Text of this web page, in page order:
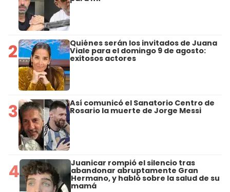
2 Quiénes serán los invitados de Juana
Viale para el domingo 9 de agosto:
exitosos actores
3 Así comunicó el Sanatorio Centro de
Rosario la muerte de Jorge Messi
4 Juanicar rompió el silencio tras
abandonar abruptamente Gran
Hermano, y habló sobre la salud de su
mamá